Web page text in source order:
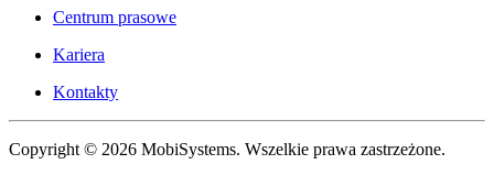
Centrum prasowe
Kariera
Kontakty
Copyright © 2026 MobiSystems. Wszelkie prawa zastrzeżone.